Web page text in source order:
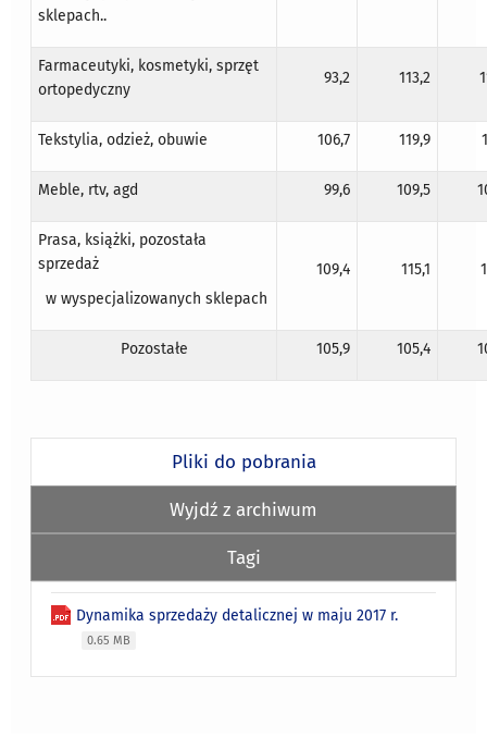
sklepach..
Farmaceutyki, kosmetyki, sprzęt
ortopedyczny
93,2 113,2
Tekstylia, odzież, obuwie 106,7 119,9
Meble, rtv, agd 99,6 109,5
Prasa, książki, pozostała
sprzedaż
w wyspecjalizowanych sklepach
109,4 115,1
Pozostałe 105,9 105,4
Pliki do pobrania
Wyjdź z archiwum
Tagi
Dynamika sprzedaży detalicznej w maju 2017 r.
0.65 MB